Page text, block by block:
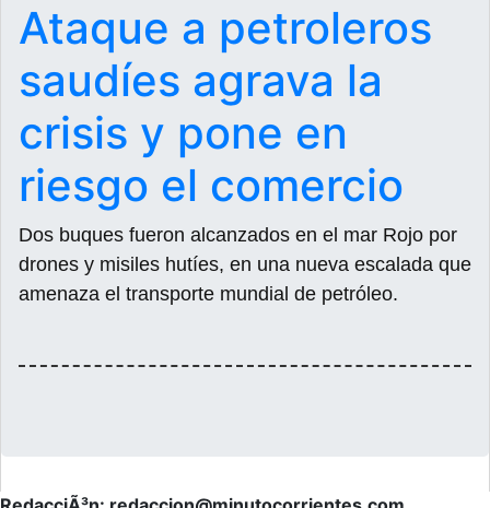
Ataque a petroleros
saudíes agrava la
crisis y pone en
riesgo el comercio
Dos buques fueron alcanzados en el mar Rojo por
drones y misiles hutíes, en una nueva escalada que
amenaza el transporte mundial de petróleo.